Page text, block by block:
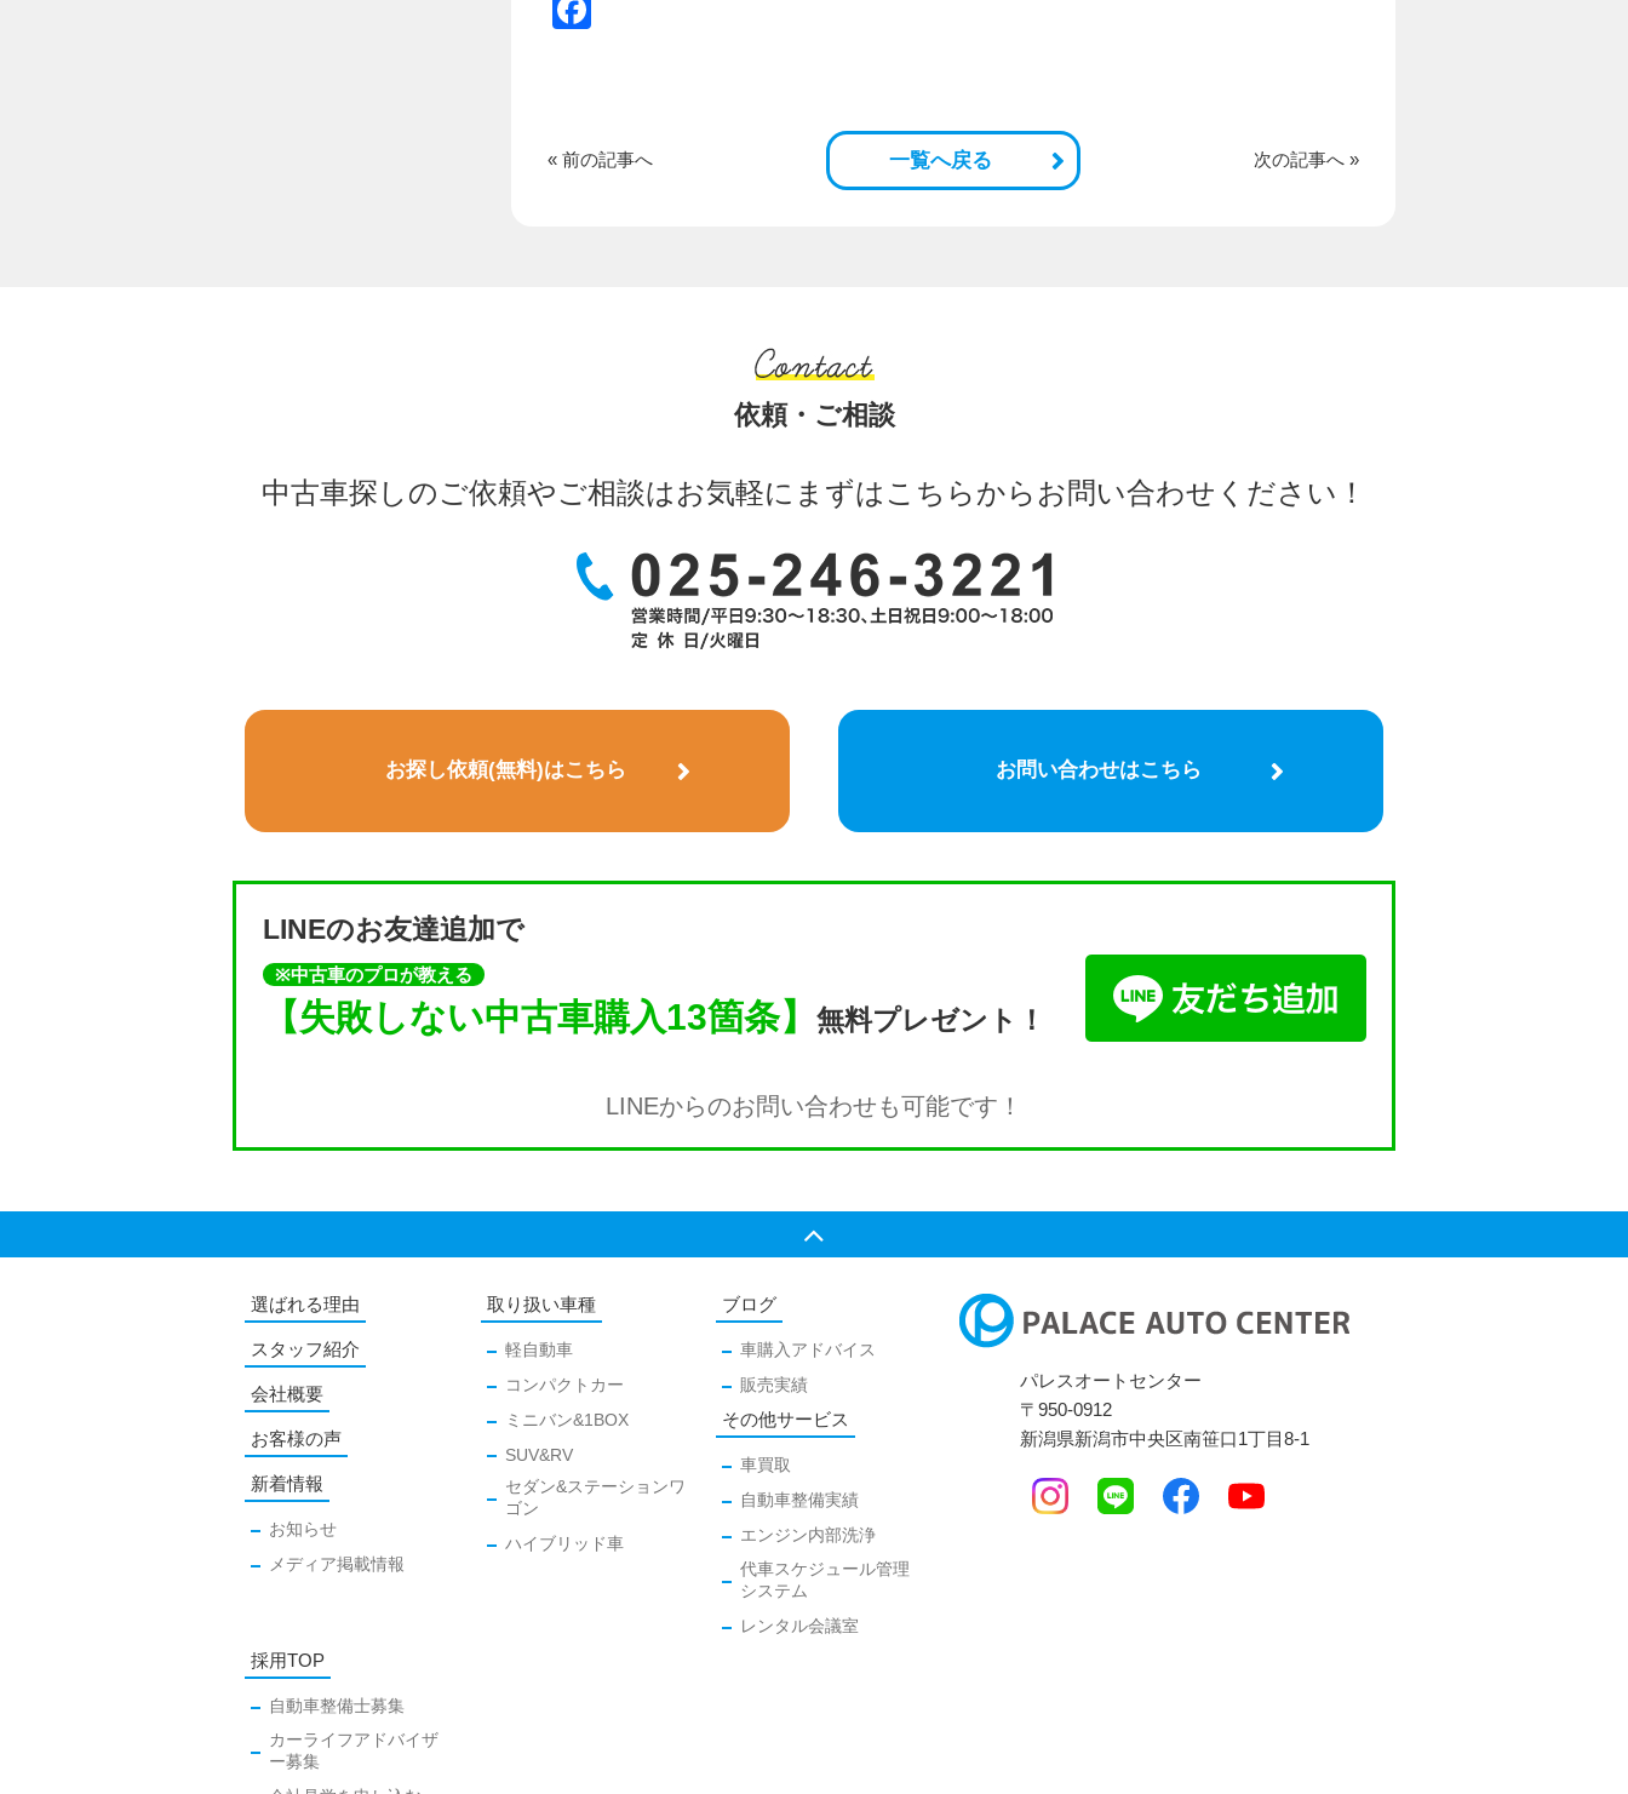
« 前の記事へ 一覧へ戻る 次の記事へ »
依頼・ご相談
中古車探しのご依頼やご相談はお気軽に まずはこちらからお問い合わせください！
お探し依頼(無料)はこちら お問い合わせはこちら
LINEのお友達追加で
※中古車のプロが教える
【失敗しない中古車購入13箇条】 無料プレゼント！
LINEからのお問い合わせも可能です！
選ばれる理由
スタッフ紹介
会社概要
お客様の声
新着情報
お知らせ
メディア掲載情報
取り扱い車種
軽自動車
コンパクトカー
ミニバン&1BOX
SUV&RV
セダン&ステーションワ
ゴン
ハイブリッド車
ブログ
車購入アドバイス
販売実績
その他サービス
車買取
自動車整備実績
エンジン内部洗浄
代車スケジュール管理
システム
レンタル会議室
採用TOP
自動車整備士募集
カーライフアドバイザ
ー募集
パレスオートセンター
〒950-0912
新潟県新潟市中央区南笹口1丁目8-1